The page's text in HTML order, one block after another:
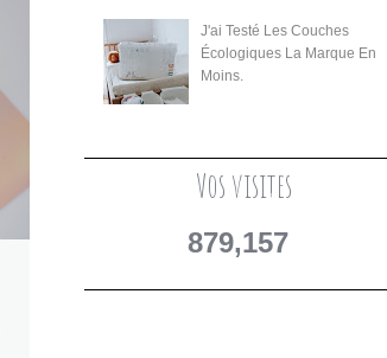
J'ai Testé Les Couches
Écologiques La Marque En
Moins.
Vos visites
879,157